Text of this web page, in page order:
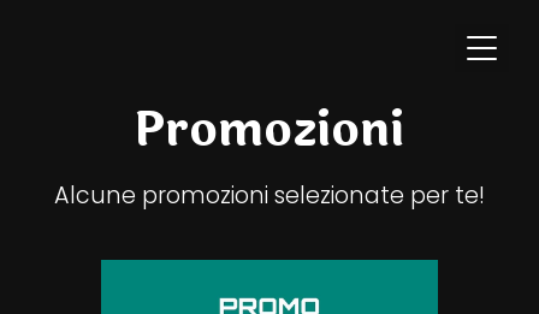
Promozioni
Alcune promozioni selezionate per te!